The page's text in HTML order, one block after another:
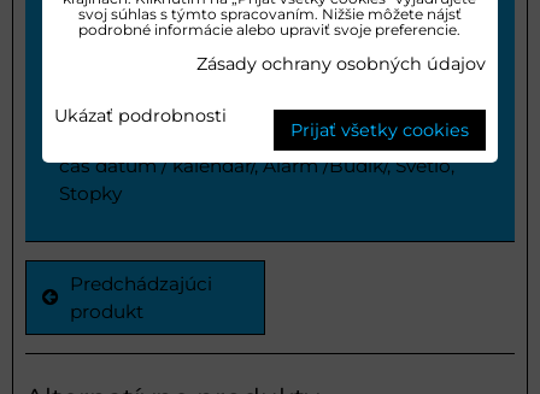
bateria / Quartz
čas dátum / kalendár/, Alarm /Budík/, Svetlo,
Stopky
Predchádzajúci
produkt
svoj súhlas s týmto spracovaním. Nižšie môžete nájsť
podrobné informácie alebo upraviť svoje preferencie.
Zásady ochrany osobných údajov
Ukázať podrobnosti
Prijať všetky cookies